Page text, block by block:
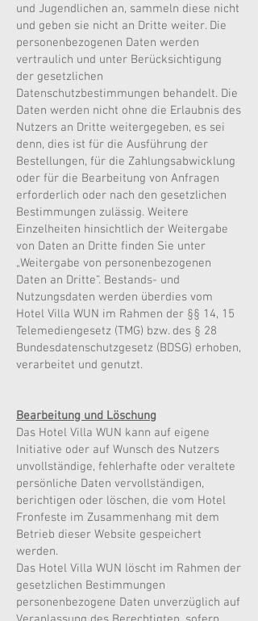
und Jugendlichen an, sammeln diese nicht
und geben sie nicht an Dritte weiter. Die
personenbezogenen Daten werden
vertraulich und unter Berücksichtigung
der gesetzlichen
Datenschutzbestimmungen behandelt. Die
Daten werden nicht ohne die Erlaubnis des
Nutzers an Dritte weitergegeben, es sei
denn, dies ist für die Ausführung der
Bestellungen, für die Zahlungsabwicklung
oder für die Bearbeitung von Anfragen
erforderlich oder nach den gesetzlichen
Bestimmungen zulässig. Weitere
Einzelheiten hinsichtlich der Weitergabe
von Daten an Dritte finden Sie unter
„Weitergabe von personenbezogenen
Daten an Dritte“. Bestands- und
Nutzungsdaten werden überdies vom
Hotel Villa WUN im Rahmen der §§ 14, 15
Telemediengesetz (TMG) bzw. des § 28
Bundesdatenschutzgesetz (BDSG) erhoben,
verarbeitet und genutzt.
Bearbeitung und Löschung
Das Hotel Villa WUN kann auf eigene
Initiative oder auf Wunsch des Nutzers
unvollständige, fehlerhafte oder veraltete
persönliche Daten vervollständigen,
berichtigen oder löschen, die vom Hotel
Fronfeste im Zusammenhang mit dem
Betrieb dieser Website gespeichert
werden.
Das Hotel Villa WUN löscht im Rahmen der
gesetzlichen Bestimmungen
personenbezogene Daten unverzüglich auf